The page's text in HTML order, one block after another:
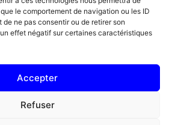
le comportement de navigation ou les ID
de ne pas consentir ou de retirer son
effet négatif sur certaines caractéristiques
Accepter
Refuser